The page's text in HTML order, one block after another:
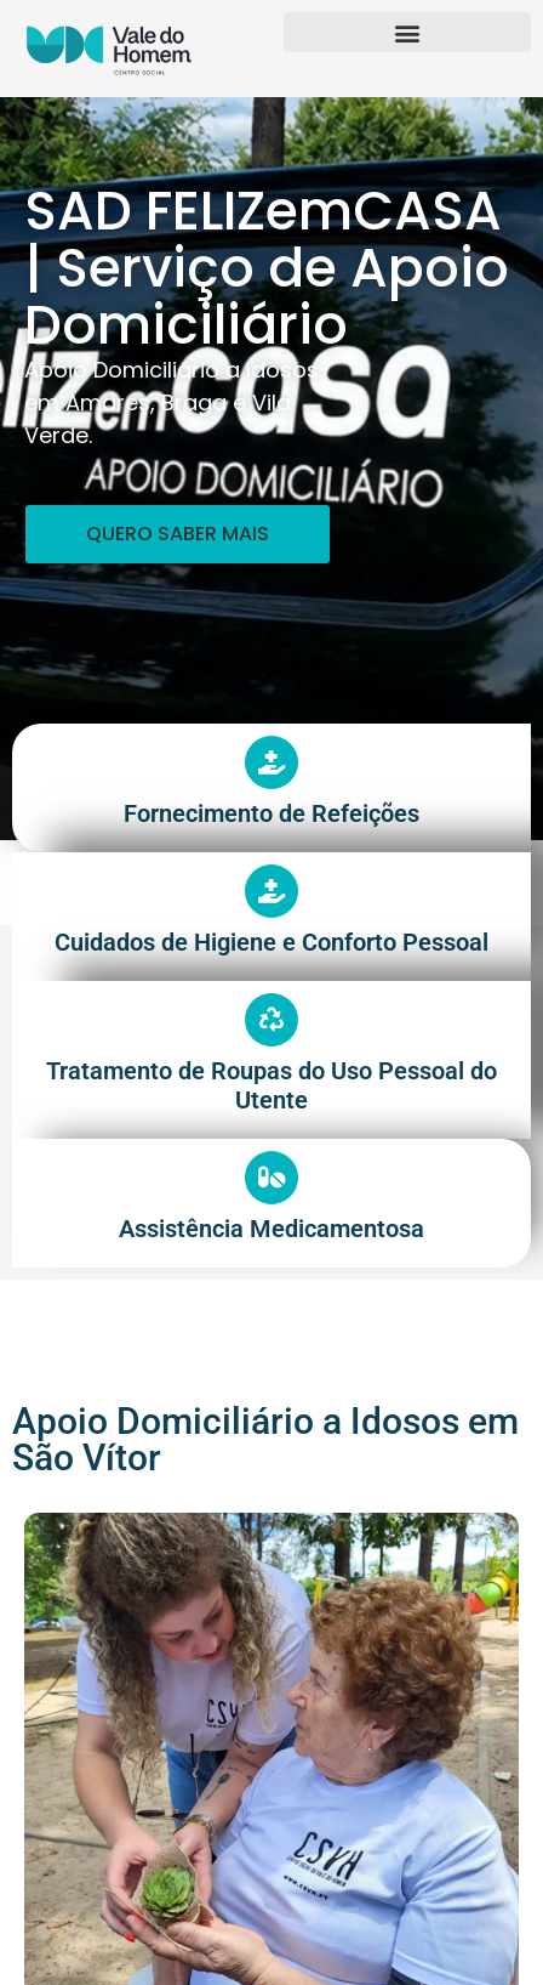
SAD FELIZemCASA
| Serviço de Apoio
Domiciliário
Apoio Domiciliário a Idosos
em Amares, Braga e Vila
Verde.
QUERO SABER MAIS
Fornecimento de Refeições
Cuidados de Higiene e Conforto Pessoal
Tratamento de Roupas do Uso Pessoal do
Utente
Assistência Medicamentosa
Apoio Domiciliário a Idosos em
São Vítor